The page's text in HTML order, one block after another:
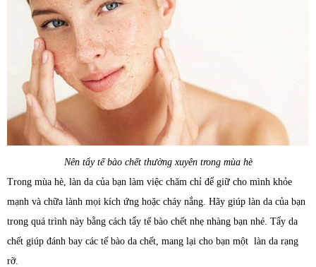
Nên tẩy tế bào chết thường xuyên trong mùa hè
Trong mùa hè, làn da của bạn làm việc chăm chỉ để giữ cho mình khỏe
mạnh và chữa lành mọi kích ứng hoặc cháy nắng. Hãy giúp làn da của bạn
trong quá trình này bằng cách tẩy tế bào chết nhẹ nhàng bạn nhé. Tẩy da
chết giúp đánh bay các tế bào da chết, mang lại cho bạn một làn da rạng
rỡ.